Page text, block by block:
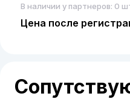
В наличии у партнеров: 0
Цена после